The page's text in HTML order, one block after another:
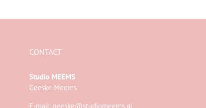
CONTACT
Studio MEEMS
Geeske Meems
E-mail: geeske@studiomeems.nl